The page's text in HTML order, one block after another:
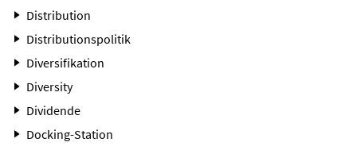
Distribution
Distributionspolitik
Diversifikation
Diversity
Dividende
Docking-Station